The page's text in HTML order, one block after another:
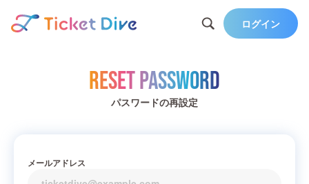
ログイン
Reset Password
パスワードの再設定
メールアドレス